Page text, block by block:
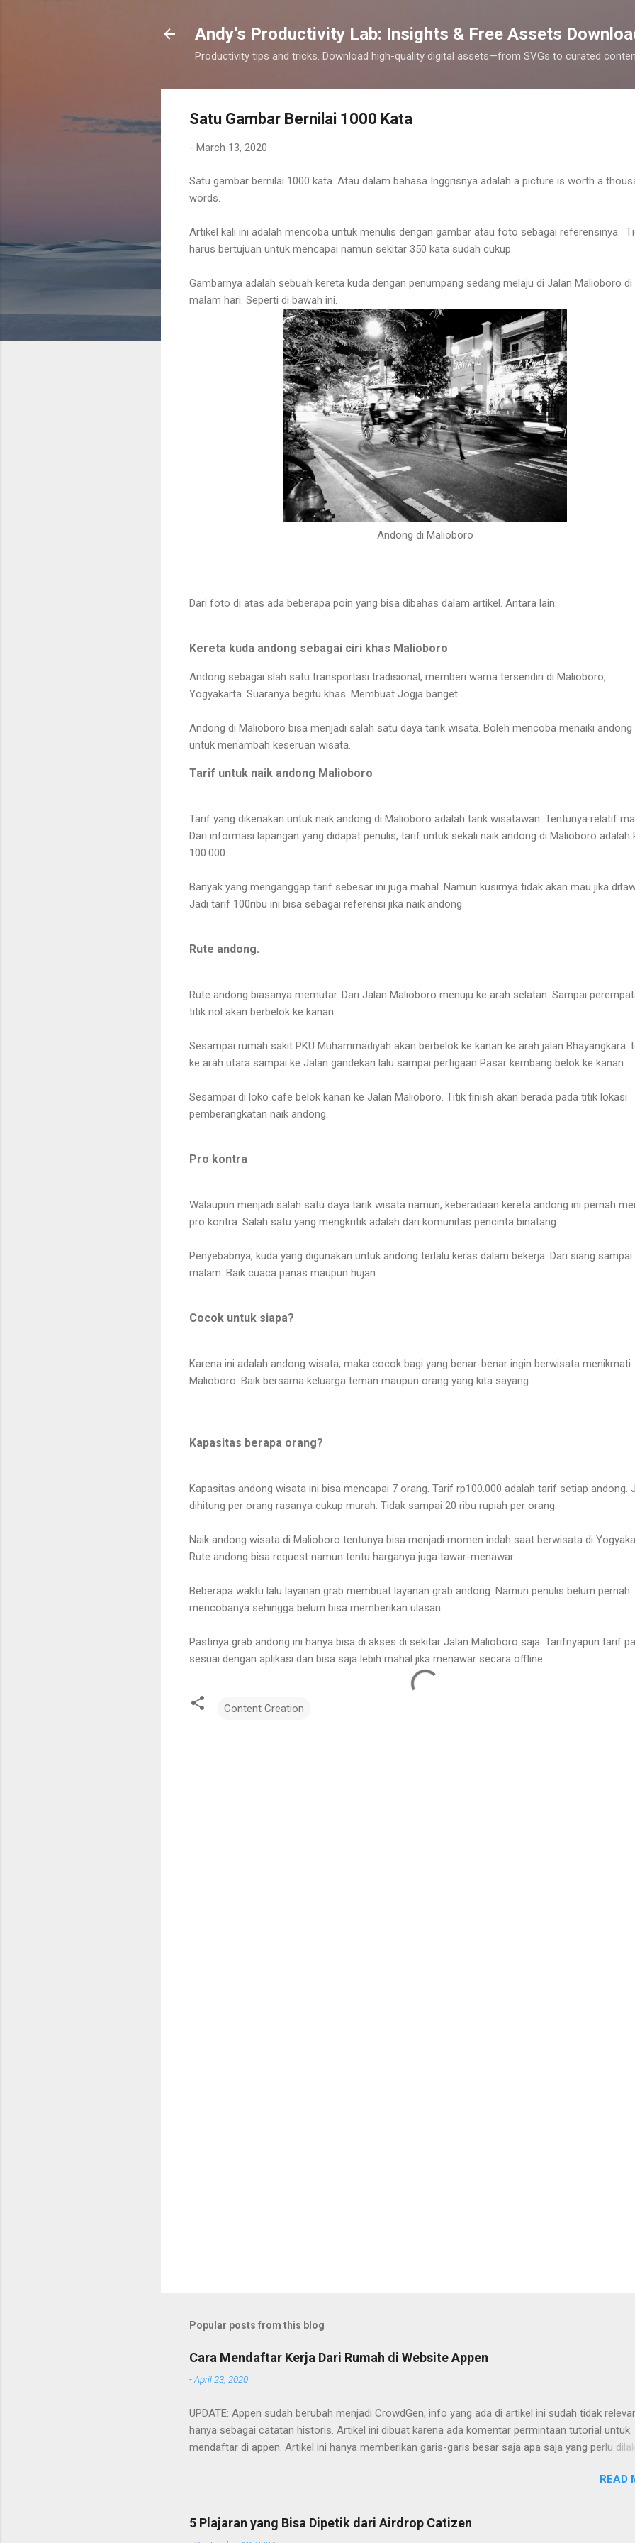
Andy’s Productivity Lab: Insights & Free Assets
Productivity tips and tricks. Download high-quality digital assets—from SVGs to curated
Satu Gambar Bernilai 1000 Kata
- March 13, 2020
Satu gambar bernilai 1000 kata. Atau dalam bahasa Inggrisnya adalah a picture is worth a
words.
Artikel kali ini adalah mencoba untuk menulis dengan gambar atau foto sebagai referensinya.
harus bertujuan untuk mencapai namun sekitar 350 kata sudah cukup.
Gambarnya adalah sebuah kereta kuda dengan penumpang sedang melaju di Jalan Malioboro di
malam hari. Seperti di bawah ini.
Andong di Malioboro
Dari foto di atas ada beberapa poin yang bisa dibahas dalam artikel. Antara lain:
Kereta kuda andong sebagai ciri khas Malioboro
Andong sebagai slah satu transportasi tradisional, memberi warna tersendiri di Malioboro,
Yogyakarta. Suaranya begitu khas. Membuat Jogja banget.
Andong di Malioboro bisa menjadi salah satu daya tarik wisata. Boleh mencoba menaiki andong
untuk menambah keseruan wisata.
Tarif untuk naik andong Malioboro
Tarif yang dikenakan untuk naik andong di Malioboro adalah tarik wisatawan. Tentunya relatif
Dari informasi lapangan yang didapat penulis, tarif untuk sekali naik andong di Malioboro adalah
100.000.
Banyak yang menganggap tarif sebesar ini juga mahal. Namun kusirnya tidak akan mau jika
Jadi tarif 100ribu ini bisa sebagai referensi jika naik andong.
Rute andong.
Rute andong biasanya memutar. Dari Jalan Malioboro menuju ke arah selatan. Sampai
titik nol akan berbelok ke kanan.
Sesampai rumah sakit PKU Muhammadiyah akan berbelok ke kanan ke arah jalan Bhayangkara.
ke arah utara sampai ke Jalan gandekan lalu sampai pertigaan Pasar kembang belok ke kanan.
Sesampai di loko cafe belok kanan ke Jalan Malioboro. Titik finish akan berada pada titik lokasi
pemberangkatan naik andong.
Pro kontra
Walaupun menjadi salah satu daya tarik wisata namun, keberadaan kereta andong ini pernah
pro kontra. Salah satu yang mengkritik adalah dari komunitas pencinta binatang.
Penyebabnya, kuda yang digunakan untuk andong terlalu keras dalam bekerja. Dari siang sampai
malam. Baik cuaca panas maupun hujan.
Cocok untuk siapa?
Karena ini adalah andong wisata, maka cocok bagi yang benar-benar ingin berwisata menikmati
Malioboro. Baik bersama keluarga teman maupun orang yang kita sayang.
Kapasitas berapa orang?
Kapasitas andong wisata ini bisa mencapai 7 orang. Tarif rp100.000 adalah tarif setiap andong.
dihitung per orang rasanya cukup murah. Tidak sampai 20 ribu rupiah per orang.
Naik andong wisata di Malioboro tentunya bisa menjadi momen indah saat berwisata di
Rute andong bisa request namun tentu harganya juga tawar-menawar.
Beberapa waktu lalu layanan grab membuat layanan grab andong. Namun penulis belum pernah
mencobanya sehingga belum bisa memberikan ulasan.
Pastinya grab andong ini hanya bisa di akses di sekitar Jalan Malioboro saja. Tarifnyapun tarif
sesuai dengan aplikasi dan bisa saja lebih mahal jika menawar secara offline.
Content Creation
Popular posts from this blog
Cara Mendaftar Kerja Dari Rumah di Website Appen
-April 23, 2020
UPDATE: Appen sudah berubah menjadi CrowdGen, info yang ada di artikel ini sudah tidak
hanya sebagai catatan historis. Artikel ini dibuat karena ada komentar permintaan tutorial untuk
mendaftar di appen. Artikel ini hanya memberikan garis-garis besar saja apa saja yang perlu
READ
5 Plajaran yang Bisa Dipetik dari Airdrop Catizen